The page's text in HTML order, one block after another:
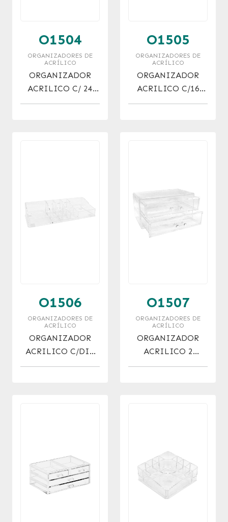
O1504
ORGANIZADORES DE
ACRÍLICO
ORGANIZADOR
ACRILICO C/ 24
DIVISIONES
O1505
ORGANIZADORES DE
ACRÍLICO
ORGANIZADOR
ACRILICO C/16
DIVISIONES
O1506
ORGANIZADORES DE
ACRÍLICO
ORGANIZADOR
ACRILICO C/DIV
(22X9X9)
O1507
ORGANIZADORES DE
ACRÍLICO
ORGANIZADOR
ACRILICO 2
CAJONES (18X10X9)